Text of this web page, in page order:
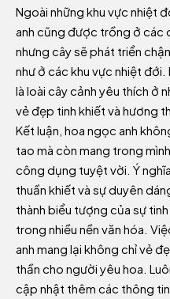
Ngoài những khu vực nhiệt
anh cũng được trồng ở các
nhưng cây sẽ phát triển
như ở các khu vực nhiệt đới.
là loài cây cảnh yêu thích ở
vẻ đẹp tinh khiết và hương
Kết luận, hoa ngọc anh
tao mà còn mang trong
công dụng tuyệt vời. Ý
thuần khiết và sự duyên
thành biểu tượng của sự
trong nhiều nền văn hóa.
anh mang lại không chỉ vẻ
thần cho người yêu hoa.
cập nhật thêm các thông